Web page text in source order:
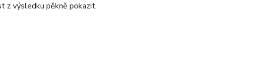
z výsledku pěkně pokazit.